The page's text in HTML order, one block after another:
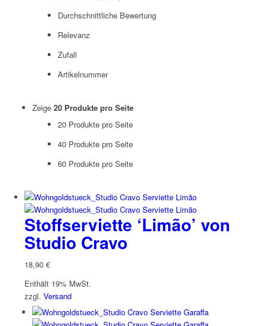
Durchschnittliche Bewertung
Relevanz
Zufall
Artikelnummer
Zeige 20 Produkte pro Seite
20 Produkte pro Seite
40 Produkte pro Seite
60 Produkte pro Seite
Stoffserviette ‘Limão’ von
Studio Cravo
18,90 €
Enthält 19% MwSt.
zzgl. Versand